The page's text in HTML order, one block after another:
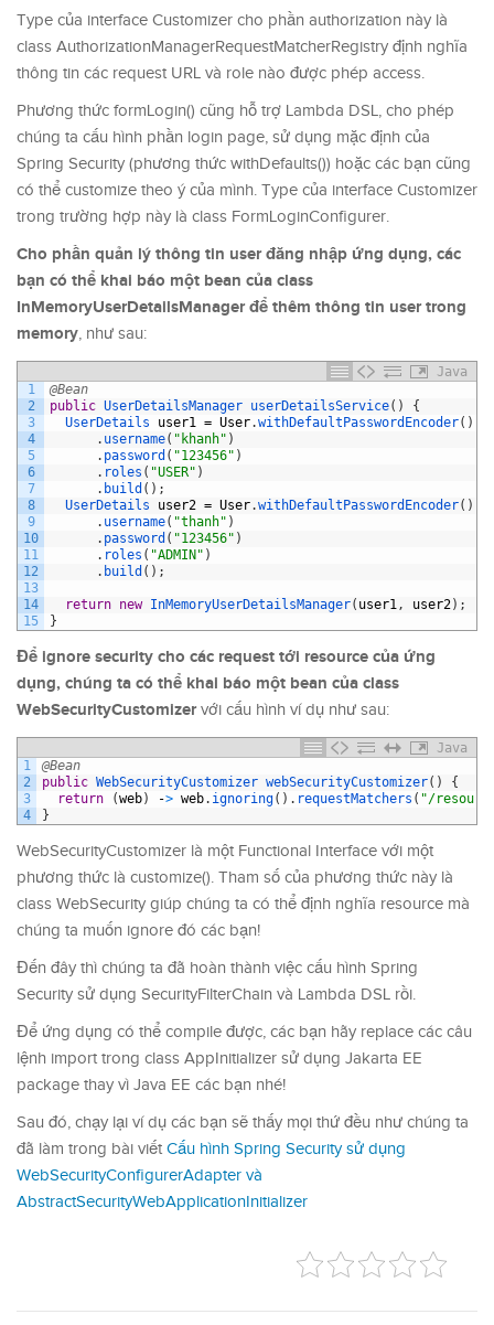
Type của interface Customizer cho phần authorization này là
class AuthorizationManagerRequestMatcherRegistry định nghĩa
thông tin các request URL và role nào được phép access.
Phương thức formLogin() cũng hỗ trợ Lambda DSL, cho phép
chúng ta cấu hình phần login page, sử dụng mặc định của
Spring Security (phương thức withDefaults()) hoặc các bạn cũng
có thể customize theo ý của mình. Type của interface Customizer
trong trường hợp này là class FormLoginConfigurer.
Cho phần quản lý thông tin user đăng nhập ứng dụng, các
bạn có thể khai báo một bean của class
InMemoryUserDetailsManager để thêm thông tin user trong
memory, như sau:
Java
1
2
3
4
5
6
7
8
9
10
11
12
13
14
15
@Bean
public UserDetailsManager userDetailsService( )
{
UserDetails user1 = User.withDefaultPasswordEncoder( )
. username( "khanh" )
. password ( "123456" )
. roles ( "USER" )
. build ( ) ;
UserDetails user2 = User.withDefaultPasswordEncoder( )
. username( "thanh" )
. password ( "123456" )
. roles ( "ADMIN" )
. build ( ) ;
return new InMemoryUserDetailsManager( user1 , user2) ;
}
Để ignore security cho các request tới resource của ứng
dụng, chúng ta có thể khai báo một bean của class
WebSecurityCustomizervới cấu hình ví dụ như sau:
Java
1
2
3
4
@Bean
public WebSecurityCustomizer webSecurityCustomizer( )
{
return
(web) -> web. ignoring( ) . requestMatchers ( "/
}
WebSecurityCustomizer là một Functional Interface với một
phương thức là customize(). Tham số của phương thức này là
class WebSecurity giúp chúng ta có thể định nghĩa resource mà
chúng ta muốn ignore đó các bạn!
Đến đây thì chúng ta đã hoàn thành việc cấu hình Spring
Security sử dụng SecurityFilterChain và Lambda DSL rồi.
Để ứng dụng có thể compile được, các bạn hãy replace các câu
lệnh import trong class AppInitializer sử dụng Jakarta EE
package thay vì Java EE các bạn nhé!
Sau đó, chạy lại ví dụ các bạn sẽ thấy mọi thứ đều như chúng ta
đã làm trong bài viết Cấu hình Spring Security sử dụng
WebSecurityConfigurerAdapter và
AbstractSecurityWebApplicationInitializer